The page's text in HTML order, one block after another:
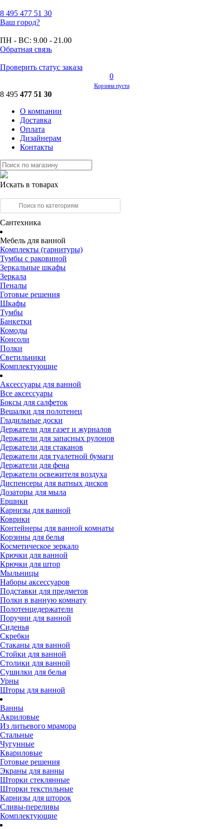
8 495 477 51 30
Ваш город?
ПН - ВС: 9.00 - 21.00
Обратная связь
Проверить статус заказа
0
Корзина пуста
8 495 477 51 30
О компании
Доставка
Оплата
Дизайнерам
Контакты
Искать в товарах
Сантехника
Мебель для ванной
Комплекты (гарнитуры)
Тумбы с раковиной
Зеркальные шкафы
Зеркала
Пеналы
Готовые решения
Шкафы
Тумбы
Банкетки
Комоды
Консоли
Полки
Светильники
Комплектующие
Аксессуары для ванной
Все аксессуары
Боксы для салфеток
Вешалки для полотенец
Гладильные доски
Держатели для газет и журналов
Держатели для запасных рулонов
Держатели для стаканов
Держатели для туалетной бумаги
Держатели для фена
Держатели освежителя воздуха
Диспенсеры для ватных дисков
Дозаторы для мыла
Ершики
Карнизы для ванной
Коврики
Контейнеры для ванной комнаты
Корзины для белья
Косметическое зеркало
Крючки для ванной
Крючки для штор
Мыльницы
Наборы аксессуаров
Подставки для предметов
Полки в ванную комнату
Полотенцедержатели
Поручни для ванной
Сиденья
Скребки
Стаканы для ванной
Стойки для ванной
Столики для ванной
Сушилки для белья
Урны
Шторы для ванной
Ванны
Акриловые
Из литьевого мрамора
Стальные
Чугунные
Квариловые
Готовые решения
Экраны для ванны
Шторки стеклянные
Шторки текстильные
Карнизы для шторок
Сливы-переливы
Комплектующие